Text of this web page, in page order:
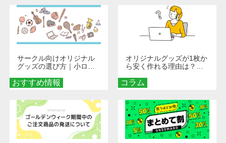
おすすめ情報
サークル向けオリジナル
グッズの選び方｜小ロッ
める秘訣
コラム
オリジナルグッズが1枚か
ら安く作れる理由は？オ
とメリットを解説